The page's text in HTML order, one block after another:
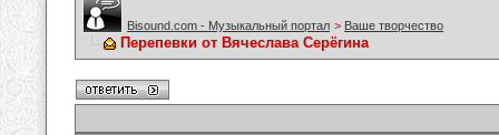
Bisound.com - Музыкальный портал > Ваше творчество
Перепевки от Вячеслава Серёгина